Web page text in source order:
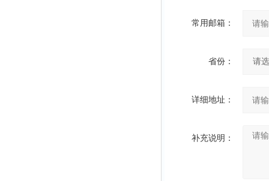
常用邮箱：
省份：
详细地址：
补充说明：